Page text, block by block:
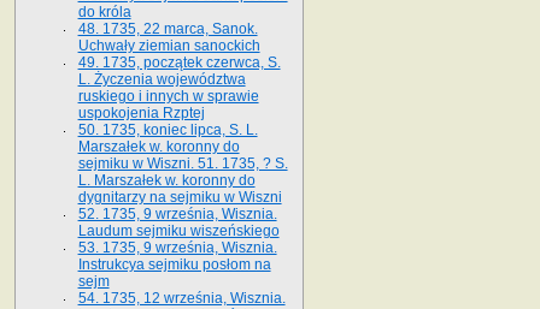
do króla
48. 1735, 22 marca, Sanok.
Uchwały ziemian sanockich
49. 1735, początek czerwca, S.
L. Życzenia województwa
ruskiego i innych w sprawie
uspokojenia Rzptej
50. 1735, koniec lipca, S. L.
Marszałek w. koronny do
sejmiku w Wiszni. 51. 1735, ? S.
L. Marszałek w. koronny do
dygnitarzy na sejmiku w Wiszni
52. 1735, 9 września, Wisznia.
Laudum sejmiku wiszeńskiego
53. 1735, 9 września, Wisznia.
Instrukcya sejmiku posłom na
sejm
54. 1735, 12 września, Wisznia.